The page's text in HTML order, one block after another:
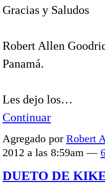
Gracias y Saludos
Robert Allen
Panamá.
Les dejo los…
Continuar
Agregado por Robert
2012 a las 8:59am —
DUETO DE